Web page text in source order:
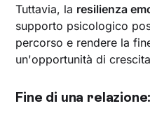
Tuttavia, la resilienza
supporto psicologico
percorso e rendere la
un'opportunità di
Fine di una